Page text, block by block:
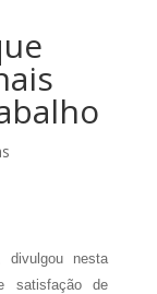
divulgou nesta
satisfação de